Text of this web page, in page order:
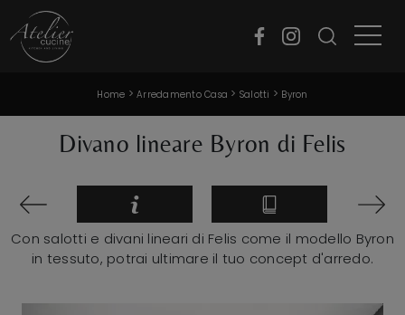
Home >Arredamento Casa > Salotti > Byron
Divano lineare Byron di Felis
Con salotti e divani lineari di Felis come il modello Byron
in tessuto, potrai ultimare il tuo concept d'arredo.